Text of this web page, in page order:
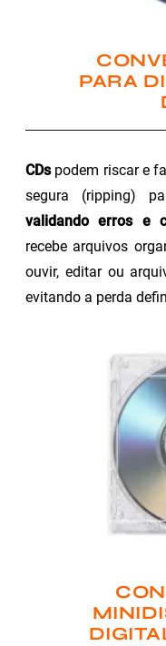
PARA
CDspodem riscar e
segura (ripping)
validando erros e
recebe arquivos
ouvir, editar ou
evitando a perda